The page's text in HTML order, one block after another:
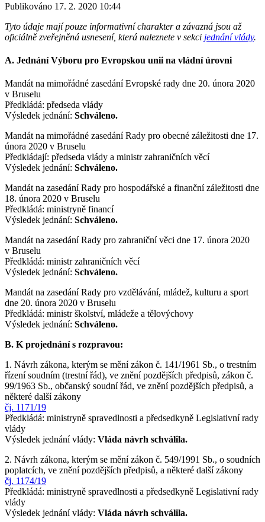
Publikováno 17. 2. 2020 10:44
Tyto údaje mají pouze informativní charakter a závazná jsou až
oficiálně zveřejněná usnesení, která naleznete v sekci jednání vlády.
A. Jednání Výboru pro Evropskou unii na vládní úrovni
Mandát na mimořádné zasedání Evropské rady dne 20. února 2020
v Bruselu
Předkládá: předseda vlády
Výsledek jednání: Schváleno.
Mandát na mimořádné zasedání Rady pro obecné záležitosti dne 17.
února 2020 v Bruselu
Předkládají: předseda vlády a ministr zahraničních věcí
Výsledek jednání: Schváleno.
Mandát na zasedání Rady pro hospodářské a finanční záležitosti dne
18. února 2020 v Bruselu
Předkládá: ministryně financí
Výsledek jednání: Schváleno.
Mandát na zasedání Rady pro zahraniční věci dne 17. února 2020
v Bruselu
Předkládá: ministr zahraničních věcí
Výsledek jednání: Schváleno.
Mandát na zasedání Rady pro vzdělávání, mládež, kulturu a sport
dne 20. února 2020 v Bruselu
Předkládá: ministr školství, mládeže a tělovýchovy
Výsledek jednání: Schváleno.
B. K projednání s rozpravou:
1. Návrh zákona, kterým se mění zákon č. 141/1961 Sb., o trestním
řízení soudním (trestní řád), ve znění pozdějších předpisů, zákon č.
99/1963 Sb., občanský soudní řád, ve znění pozdějších předpisů, a
některé další zákony
čj. 1171/19
Předkládá: ministryně spravedlnosti a předsedkyně Legislativní rady
vlády
Výsledek jednání vlády: Vláda návrh schválila.
2. Návrh zákona, kterým se mění zákon č. 549/1991 Sb., o soudních
poplatcích, ve znění pozdějších předpisů, a některé další zákony
čj. 1174/19
Předkládá: ministryně spravedlnosti a předsedkyně Legislativní rady
vlády
Výsledek jednání vlády: Vláda návrh schválila.